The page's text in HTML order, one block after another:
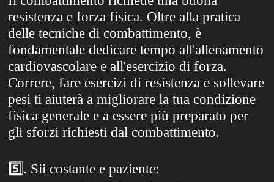
resistenza e forza fisica. Oltre alla pratica
delle tecniche di combattimento, è
fondamentale dedicare tempo all'allenamento
cardiovascolare e all'esercizio di forza.
Correre, fare esercizi di resistenza e sollevare
pesi ti aiuterà a migliorare la tua condizione
fisica generale e a essere più preparato per
gli sforzi richiesti dal combattimento.
5️⃣. Sii costante e paziente: